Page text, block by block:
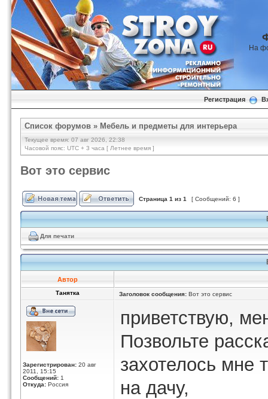
На
Регистрация
Список форумов » Мебель и предметы для интерьера
Текущее время: 07 авг 2026, 22:38
Часовой пояс: UTC + 3 часа [ Летнее время ]
Вот это сервис
Страница 1 из 1 [ Сообщений: 6 ]
Для печати
Автор
Танятка Заголовок сообщения: Вот это сервис
Зарегистрирован: 20 авг
2011, 15:15
Сообщений: 1
Откуда: Россия
приветствую,
Позвольте
захотелось мне
на дачу,